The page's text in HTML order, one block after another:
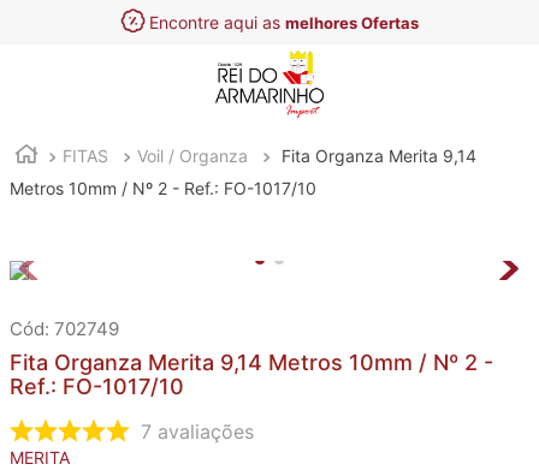
Encontre aqui as melhores Ofertas
FITAS Voil / Organza
Fita Organza Merita 9,14
Metros 10mm / Nº 2 - Ref.: FO-1017/10
: 702749
Fita Organza Merita 9,14 Metros 10mm / Nº 2 -
Ref.: FO-1017/10
7 avaliações
MERITA